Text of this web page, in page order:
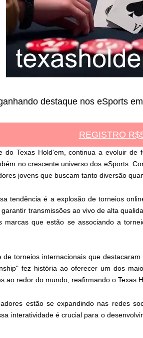
destaque nos eSports
REGISTRO
do Texas Hold'em, continua a evoluir
no crescente universo dos eSports.
jovens que buscam tanto diversão
tendência é a explosão de torneios
transmissões ao vivo de alta
marcas que estão se associando a
torneios internacionais que
fez história ao oferecer um dos
ao redor do mundo, reafirmando o
estão se expandindo nas redes
interatividade é crucial para o